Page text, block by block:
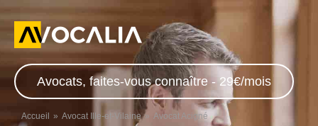
Avocats, faites-vous connaître - 29€/mois
Accueil Avocat Ille-et-Vilaine Avocat Acigné